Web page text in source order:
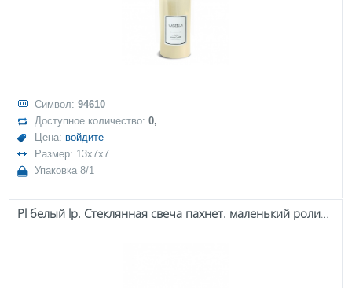
Символ:94610
Доступное количество:0,
Цена: войдите
Размер: 13x7x7
Упаковка 8/1
Pl белый lp. Стеклянная свеча пахнет. маленький ролик fi9,5